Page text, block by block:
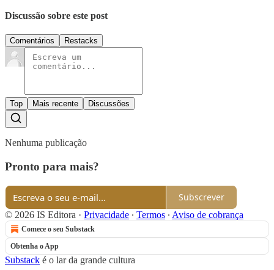
Discussão sobre este post
Comentários Restacks
Top Mais recente Discussões
Nenhuma publicação
Pronto para mais?
Subscrever
© 2026 IS Editora · Privacidade ∙ Termos ∙ Aviso de cobrança
Comece o seu Substack
Obtenha o App
Substack é o lar da grande cultura